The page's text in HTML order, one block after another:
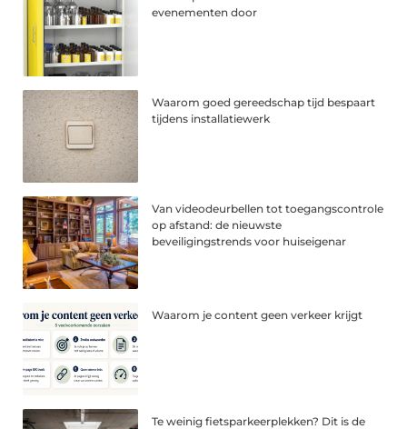
evenementen door
Waarom goed gereedschap tijd bespaart
tijdens installatiewerk
Van videodeurbellen tot toegangscontrole
op afstand: de nieuwste
beveiligingstrends voor huiseigenar
Waarom je content geen verkeer krijgt
Te weinig fietsparkeerplekken? Dit is de